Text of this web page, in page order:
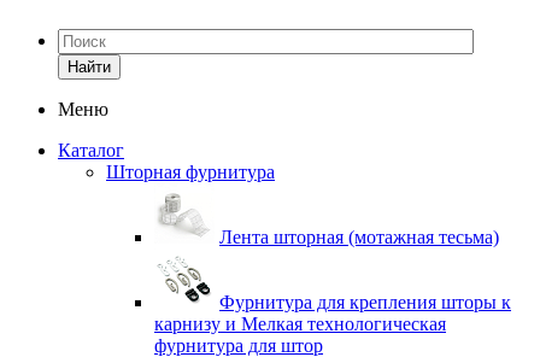
Найти
Меню
Каталог
Шторная фурнитура
Лента шторная (мотажная тесьма)
Фурнитура для крепления шторы к
карнизу и Мелкая технологическая
фурнитура для штор